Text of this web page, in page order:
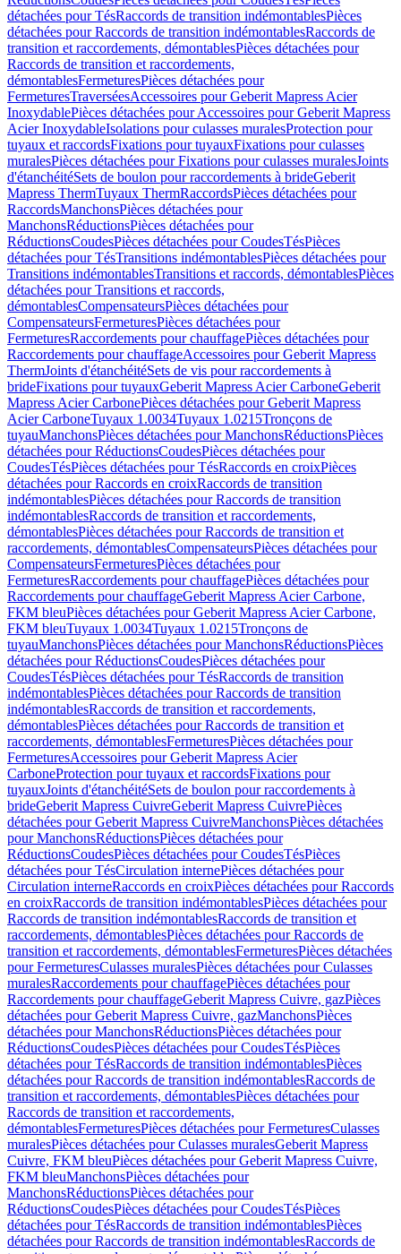
détachées pour TésRaccords de transition indémontablesPièces
détachées pour Raccords de transition indémontablesRaccords de
transition et raccordements, démontablesPièces détachées pour
Raccords de transition et raccordements,
démontablesFermeturesPièces détachées pour
FermeturesTraverséesAccessoires pour Geberit Mapress Acier
InoxydablePièces détachées pour Accessoires pour Geberit Mapress
Acier InoxydableIsolations pour culasses muralesProtection pour
tuyaux et raccordsFixations pour tuyauxFixations pour culasses
muralesPièces détachées pour Fixations pour culasses muralesJoints
d'étanchéitéSets de boulon pour raccordements à brideGeberit
Mapress ThermTuyaux ThermRaccordsPièces détachées pour
RaccordsManchonsPièces détachées pour
ManchonsRéductionsPièces détachées pour
RéductionsCoudesPièces détachées pour CoudesTésPièces
détachées pour TésTransitions indémontablesPièces détachées pour
Transitions indémontablesTransitions et raccords, démontablesPièces
détachées pour Transitions et raccords,
démontablesCompensateursPièces détachées pour
CompensateursFermeturesPièces détachées pour
FermeturesRaccordements pour chauffagePièces détachées pour
Raccordements pour chauffageAccessoires pour Geberit Mapress
ThermJoints d'étanchéitéSets de vis pour raccordements à
brideFixations pour tuyauxGeberit Mapress Acier CarboneGeberit
Mapress Acier CarbonePièces détachées pour Geberit Mapress
Acier CarboneTuyaux 1.0034Tuyaux 1.0215Tronçons de
tuyauManchonsPièces détachées pour ManchonsRéductionsPièces
détachées pour RéductionsCoudesPièces détachées pour
CoudesTésPièces détachées pour TésRaccords en croixPièces
détachées pour Raccords en croixRaccords de transition
indémontablesPièces détachées pour Raccords de transition
indémontablesRaccords de transition et raccordements,
démontablesPièces détachées pour Raccords de transition et
raccordements, démontablesCompensateursPièces détachées pour
CompensateursFermeturesPièces détachées pour
FermeturesRaccordements pour chauffagePièces détachées pour
Raccordements pour chauffageGeberit Mapress Acier Carbone,
FKM bleuPièces détachées pour Geberit Mapress Acier Carbone,
FKM bleuTuyaux 1.0034Tuyaux 1.0215Tronçons de
tuyauManchonsPièces détachées pour ManchonsRéductionsPièces
détachées pour RéductionsCoudesPièces détachées pour
CoudesTésPièces détachées pour TésRaccords de transition
indémontablesPièces détachées pour Raccords de transition
indémontablesRaccords de transition et raccordements,
démontablesPièces détachées pour Raccords de transition et
raccordements, démontablesFermeturesPièces détachées pour
FermeturesAccessoires pour Geberit Mapress Acier
CarboneProtection pour tuyaux et raccordsFixations pour
tuyauxJoints d'étanchéitéSets de boulon pour raccordements à
brideGeberit Mapress CuivreGeberit Mapress CuivrePièces
détachées pour Geberit Mapress CuivreManchonsPièces détachées
pour ManchonsRéductionsPièces détachées pour
RéductionsCoudesPièces détachées pour CoudesTésPièces
détachées pour TésCirculation internePièces détachées pour
Circulation interneRaccords en croixPièces détachées pour Raccords
en croixRaccords de transition indémontablesPièces détachées pour
Raccords de transition indémontablesRaccords de transition et
raccordements, démontablesPièces détachées pour Raccords de
transition et raccordements, démontablesFermeturesPièces détachées
pour FermeturesCulasses muralesPièces détachées pour Culasses
muralesRaccordements pour chauffagePièces détachées pour
Raccordements pour chauffageGeberit Mapress Cuivre, gazPièces
détachées pour Geberit Mapress Cuivre, gazManchonsPièces
détachées pour ManchonsRéductionsPièces détachées pour
RéductionsCoudesPièces détachées pour CoudesTésPièces
détachées pour TésRaccords de transition indémontablesPièces
détachées pour Raccords de transition indémontablesRaccords de
transition et raccordements, démontablesPièces détachées pour
Raccords de transition et raccordements,
démontablesFermeturesPièces détachées pour FermeturesCulasses
muralesPièces détachées pour Culasses muralesGeberit Mapress
Cuivre, FKM bleuPièces détachées pour Geberit Mapress Cuivre,
FKM bleuManchonsPièces détachées pour
ManchonsRéductionsPièces détachées pour
RéductionsCoudesPièces détachées pour CoudesTésPièces
détachées pour TésRaccords de transition indémontablesPièces
détachées pour Raccords de transition indémontablesRaccords de